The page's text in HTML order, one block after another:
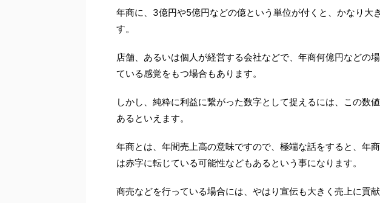
年商に、3億円や5億円などの億という単位が付くと、かなり大
す。
店舗、あるいは個人が経営する会社などで、年商何億円などの
ている感覚をもつ場合もあります。
しかし、純粋に利益に繋がった数字として捉えるには、この数
あるといえます。
年商とは、年間売上高の意味ですので、極端な話をすると、年
は赤字に転じている可能性などもあるという事になります。
商売などを行っている場合には、やはり宣伝も大きく売上に貢献